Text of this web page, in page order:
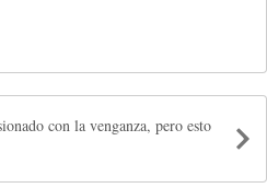
con la venganza, pero esto